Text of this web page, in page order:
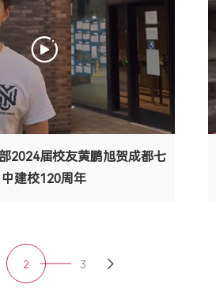
2024届校友黄鹏旭贺成都七
中建校120周年
2 3